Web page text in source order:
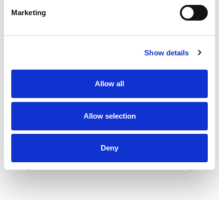
Marketing
Show details
Allow all
Allow selection
Deny